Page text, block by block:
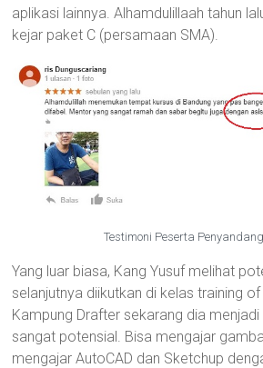
aplikasi lainnya. Alhamdulillaah tahun
kejar paket C (persamaan SMA).
Testimoni Peserta
Yang luar biasa, Kang Yusuf melihat
selanjutnya diikutkan di kelas training
Kampung Drafter sekarang dia
sangat potensial. Bisa mengajar
mengajar AutoCAD dan Sketchup